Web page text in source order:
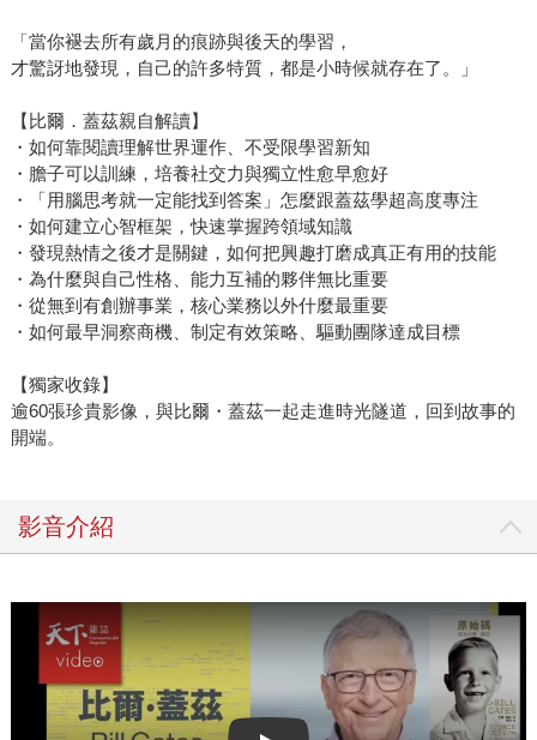
「當你褪去所有歲月的痕跡與後天的學習，
才驚訝地發現，自己的許多特質，都是小時候就存在了。」
【比爾．蓋茲親自解讀】
・如何靠閱讀理解世界運作、不受限學習新知
・膽子可以訓練，培養社交力與獨立性愈早愈好
・「用腦思考就一定能找到答案」怎麼跟蓋茲學超高度專注
・如何建立心智框架，快速掌握跨領域知識
・發現熱情之後才是關鍵，如何把興趣打磨成真正有用的技能
・為什麼與自己性格、能力互補的夥伴無比重要
・從無到有創辦事業，核心業務以外什麼最重要
・如何最早洞察商機、制定有效策略、驅動團隊達成目標
【獨家收錄】
逾60張珍貴影像，與比爾・蓋茲一起走進時光隧道，回到故事的
開端。
影音介紹